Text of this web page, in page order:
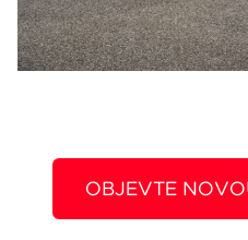
OBJEVTE